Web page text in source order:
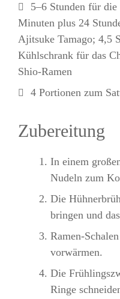
5–6 Stunden für
Minuten plus 24
Ajitsuke Tamago; 4,5
Kühlschrank für das
Shio-Ramen
4 Portionen zum
Zubereitung
In einem
Nudeln zum
Die
bringen und
Ramen-
vorwärmen.
Die
Ringe